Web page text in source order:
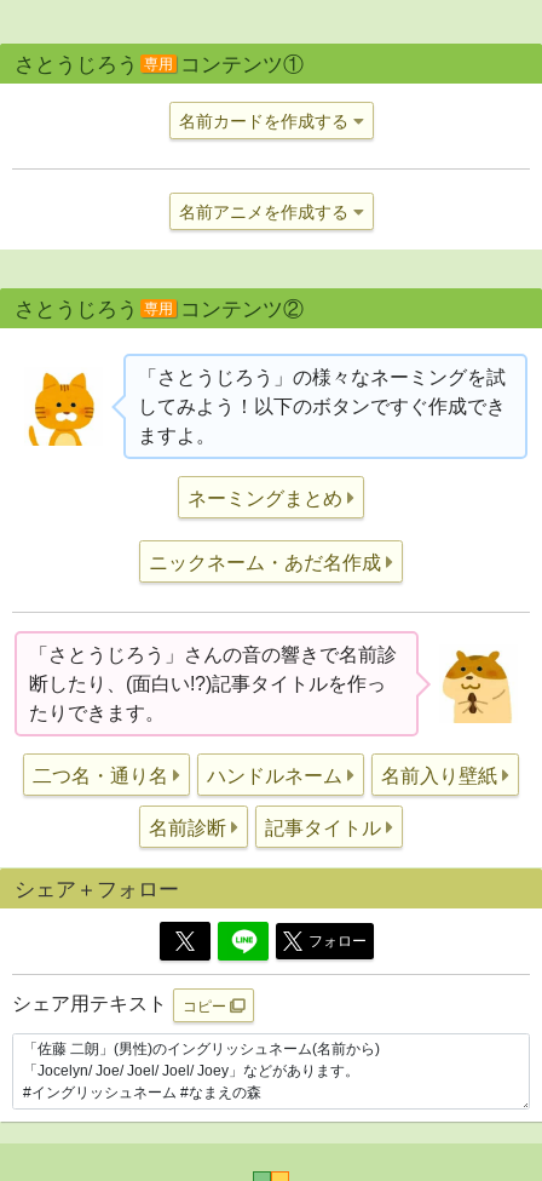
さとうじろう 専用 コンテンツ①
名前カードを作成する
名前アニメを作成する
さとうじろう 専用 コンテンツ②
「さとうじろう」の様々なネーミングを試
してみよう！以下のボタンですぐ作成でき
ますよ。
ネーミングまとめ
ニックネーム・あだ名作成
「さとうじろう」さんの音の響きで名前診
断したり、(面白い!?)記事タイトルを作っ
たりできます。
二つ名・通り名 ハンドルネーム 名前入り壁紙
名前診断 記事タイトル
シェア＋フォロー
フォロー
シェア用テキスト コピー